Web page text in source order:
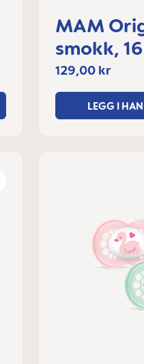
MAM
smokk, 16+
måneder
129,00 kr
LEGG I